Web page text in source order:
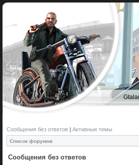
Сообщения без ответов | Активные темы
Список форумов
Сообщения без ответов